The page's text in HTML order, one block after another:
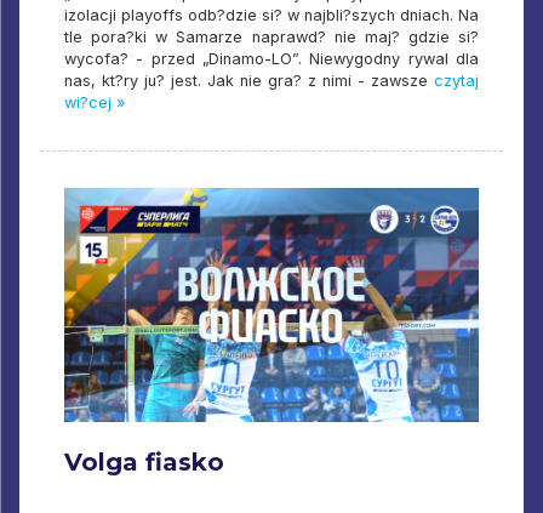
izolacji playoffs odb?dzie si? w najbli?szych dniach. Na
tle pora?ki w Samarze naprawd? nie maj? gdzie si?
wycofa? - przed „Dinamo-LO”. Niewygodny rywal dla
nas, kt?ry ju? jest. Jak nie gra? z nimi - zawsze czytaj
wi?cej »
Volga fiasko